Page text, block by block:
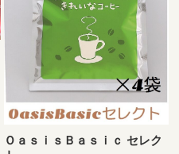
ＯａｓｉｓＢａｓｉｃ セレク